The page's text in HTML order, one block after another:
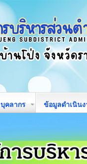
บุคลากร ข้อมูลดำเนิน